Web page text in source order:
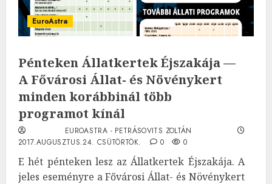
EuroAstra
Pénteken Állatkertek Éjszakája —
A Fővárosi Állat- és Növénykert
minden korábbinál több
programot kínál
EUROASTRA - PETRÁSOVITS ZOLTÁN
2017.AUGUSZTUS.24. CSÜTÖRTÖK.
0 0
E hét pénteken lesz az Állatkertek Éjszakája. A
jeles eseményre a Fővárosi Állat- és Növénykert